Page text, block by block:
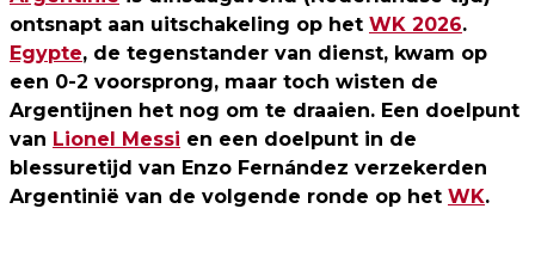
ontsnapt aan uitschakeling op het WK 2026.
Egypte, de tegenstander van dienst, kwam op
een 0-2 voorsprong, maar toch wisten de
Argentijnen het nog om te draaien. Een doelpunt
van Lionel Messi en een doelpunt in de
blessuretijd van Enzo Fernández verzekerden
Argentinië van de volgende ronde op het WK.